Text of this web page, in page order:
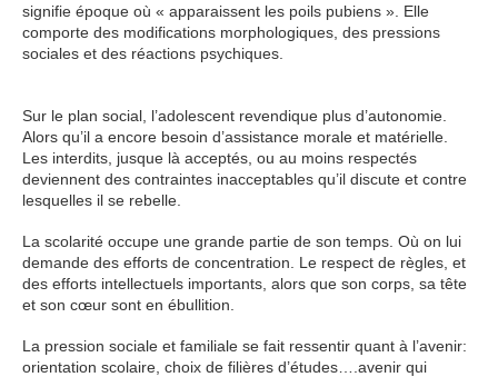
signifie époque où « apparaissent les poils pubiens ». Elle
comporte des modifications morphologiques, des pressions
sociales et des réactions psychiques.
Sur le plan social, l’adolescent revendique plus d’autonomie.
Alors qu’il a encore besoin d’assistance morale et matérielle.
Les interdits, jusque là acceptés, ou au moins respectés
deviennent des contraintes inacceptables qu’il discute et contre
lesquelles il se rebelle.
La scolarité occupe une grande partie de son temps. Où on lui
demande des efforts de concentration. Le respect de règles, et
des efforts intellectuels importants, alors que son corps, sa tête
et son cœur sont en ébullition.
La pression sociale et familiale se fait ressentir quant à l’avenir:
orientation scolaire, choix de filières d’études….avenir qui